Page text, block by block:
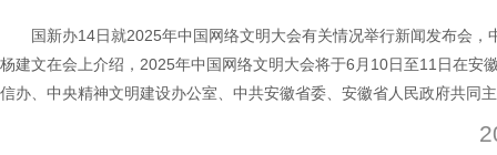
国新办14日就2025年中国网络文明大会有关情况举行新闻发布会，
杨建文在会上介绍，2025年中国网络文明大会将于6月10日至11日在安
信办、中央精神文明建设办公室、中共安徽省委、安徽省人民政府共同